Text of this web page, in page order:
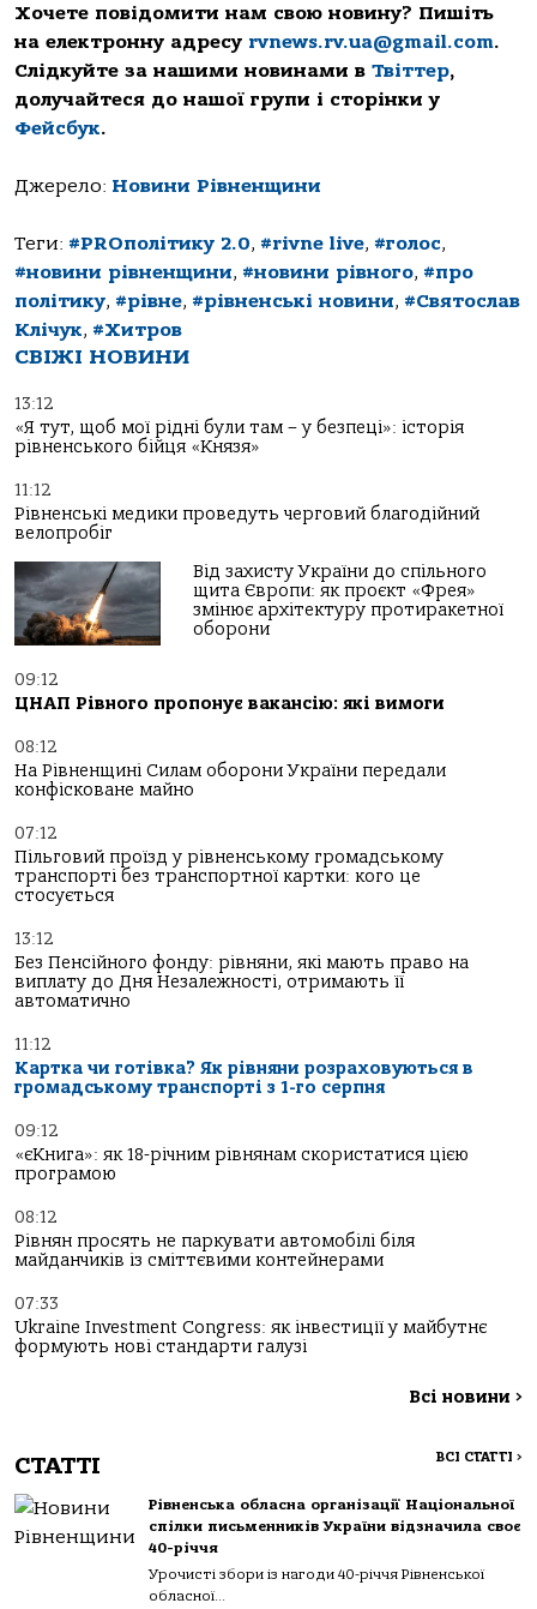
Хочете повідомити нам свою новину? Пишіть
на електронну адресу rvnews.rv.ua@gmail.com.
Слідкуйте за нашими новинами в Твіттер,
долучайтеся до нашої групи і сторінки у
Фейсбук.
Джерело: Новини Рівненщини
Теги: #PROполітику 2.0, #rivne live, #голос,
#новини рівненщини, #новини рівного, #про
політику, #рівне, #рівненські новини, #Святослав
Клічук, #Хитров
СВІЖІ НОВИНИ
13:12
«Я тут, щоб мої рідні були там – у безпеці»: історія
рівненського бійця «Князя»
11:12
Рівненські медики проведуть черговий благодійний
велопробіг
Від захисту України до спільного
щита Європи: як проєкт «Фрея»
змінює архітектуру протиракетної
оборони
09:12
ЦНАП Рівного пропонує вакансію: які вимоги
08:12
На Рівненщині Силам оборони України передали
конфісковане майно
07:12
Пільговий проїзд у рівненському громадському
транспорті без транспортної картки: кого це
стосується
13:12
Без Пенсійного фонду: рівняни, які мають право на
виплату до Дня Незалежності, отримають її
автоматично
11:12
Картка чи готівка? Як рівняни розраховуються в
громадському транспорті з 1-го серпня
09:12
«єКнига»: як 18-річним рівнянам скористатися цією
програмою
08:12
Рівнян просять не паркувати автомобілі біля
майданчиків із сміттєвими контейнерами
07:33
Ukraine Investment Congress: як інвестиції у майбутнє
формують нові стандарти галузі
Всі новини >
СТАТТІ ВСІ СТАТТІ >
Рівненська обласна організації Національної
спілки письменників України відзначила своє
40-річчя
Урочисті збори із нагоди 40-річчя Рівненської
обласної...